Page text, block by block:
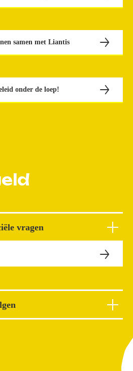
samen met Liantis
onder de loep!
vragen